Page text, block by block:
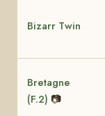
Bizarr Twin
Bretagne
(F.2) 📷